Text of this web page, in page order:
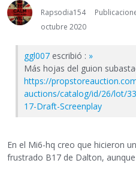
Rapsodia154
octubre 2020
ggl007 escribió : »
Más hojas del guion
https://
auctions/catalog/id/26/lot/
17-Draft-Screenplay
En el Mi6-hq creo que hicieron
frustrado B17 de Dalton,